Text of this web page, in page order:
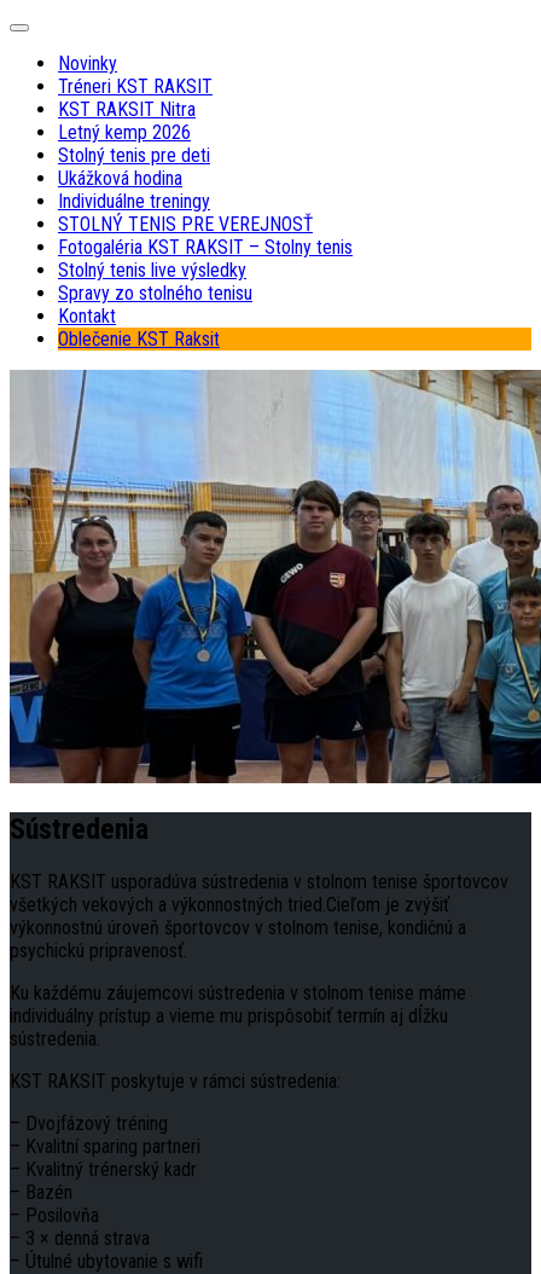
Skip
content
Expand
Novinky
Tréneri KST RAKSIT
KST RAKSIT Nitra
Letný kemp 2026
Stolný tenis pre deti
Ukážková hodina
Individuálne treningy
STOLNÝ TENIS PRE VEREJNOSŤ
Fotogaléria KST RAKSIT – Stolny tenis
Stolný tenis live výsledky
Spravy zo stolného tenisu
Kontakt
Oblečenie KST Raksit
Sústredenia
KST RAKSIT usporadúva sústredenia v stolnom tenise športovcov
všetkých vekových a výkonnostných tried.Cieľom je zvýšiť
výkonnostnú úroveň športovcov v stolnom tenise, kondičnú a
psychickú pripravenosť.
Ku každému záujemcovi sústredenia v stolnom tenise máme
individuálny prístup a vieme mu prispôsobiť termín aj dĺžku
sústredenia.
KST RAKSIT poskytuje v rámci sústredenia:
– Dvojfázový tréning
– Kvalitní sparing partneri
– Kvalitný trénerský kadr
– Bazén
– Posilovňa
– 3 × denná strava
– Útulné ubytovanie s wifi